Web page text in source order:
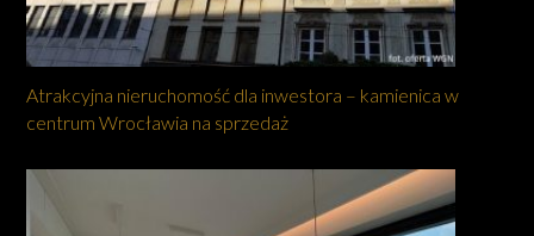
Atrakcyjna nieruchomość dla inwestora – kamienica w
centrum Wrocławia na sprzedaż